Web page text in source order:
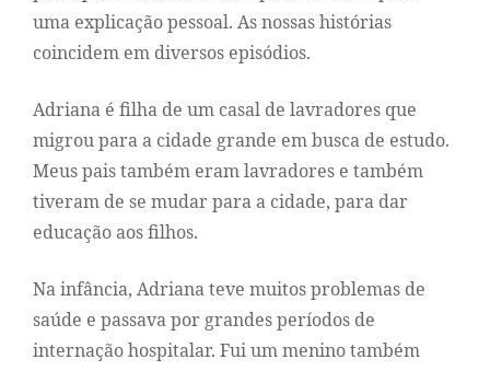
uma explicação pessoal. As nossas histórias
coincidem em diversos episódios.
Adriana é filha de um casal de lavradores que
migrou para a cidade grande em busca de estudo.
Meus pais também eram lavradores e também
tiveram de se mudar para a cidade, para dar
educação aos filhos.
Na infância, Adriana teve muitos problemas de
saúde e passava por grandes períodos de
internação hospitalar. Fui um menino também